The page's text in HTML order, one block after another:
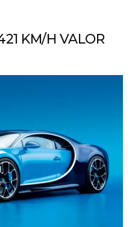
KM/H VALOR